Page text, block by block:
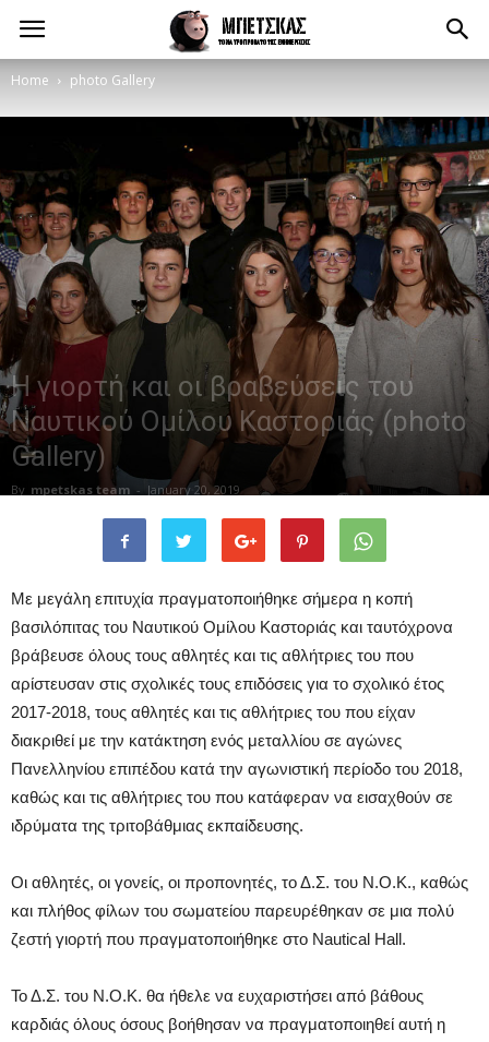
Home photo Gallery
Η γιορτή και οι βραβεύσεις του
Ναυτικού Ομίλου Καστοριάς (photo
Gallery)
By mpetskas team - January 20, 2019
Με μεγάλη επιτυχία πραγματοποιήθηκε σήμερα η κοπή
βασιλόπιτας του Ναυτικού Ομίλου Καστοριάς και ταυτόχρονα
βράβευσε όλους τους αθλητές και τις αθλήτριες του που
αρίστευσαν στις σχολικές τους επιδόσεις για το σχολικό έτος
2017-2018, τους αθλητές και τις αθλήτριες του που είχαν
διακριθεί με την κατάκτηση ενός μεταλλίου σε αγώνες
Πανελληνίου επιπέδου κατά την αγωνιστική περίοδο του 2018,
καθώς και τις αθλήτριες του που κατάφεραν να εισαχθούν σε
ιδρύματα της τριτοβάθμιας εκπαίδευσης.
Οι αθλητές, οι γονείς, οι προπονητές, το Δ.Σ. του Ν.Ο.Κ., καθώς
και πλήθος φίλων του σωματείου παρευρέθηκαν σε μια πολύ
ζεστή γιορτή που πραγματοποιήθηκε στο Nautical Hall.
Το Δ.Σ. του Ν.Ο.Κ. θα ήθελε να ευχαριστήσει από βάθους
καρδιάς όλους όσους βοήθησαν να πραγματοποιηθεί αυτή η